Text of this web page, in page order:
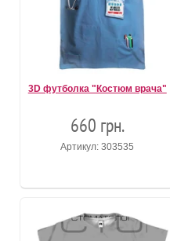
3D футболка "Костюм врача"
660 грн.
Артикул: 303535